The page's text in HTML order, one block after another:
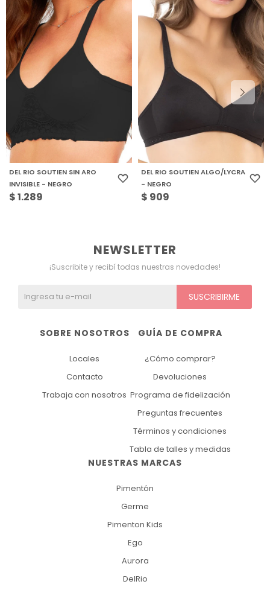
DEL RIO SOUTIEN SIN ARO
INVISIBLE - NEGRO
$1.289
DEL RIO SOUTIEN ALGO/LYCRA
- NEGRO
$ 909
NUESTRAS MARCAS
Pimentón
Germe
Pimenton Kids
Ego
Aurora
DelRio
GUÍA DE COMPRA
¿Cómo comprar?
Devoluciones
Programa de fidelización
Preguntas frecuentes
Términos y condiciones
Tabla de talles y medidas
SOBRE NOSOTROS
Locales
Contacto
Trabaja con nosotros
NEWSLETTER
¡Suscribite y recibí todas nuestras novedades!
SUSCRIBIRME